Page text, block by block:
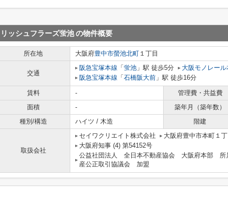
リッシュフラーズ蛍池の物件概要
所在地 大阪府豊中市螢池北町 １丁目
交通
阪急宝塚本線 「 蛍池 」駅 徒歩5分 大阪モノレール
阪急宝塚本線 「 石橋阪大前 」駅 徒歩16分
賃料 - 管理費・共益費
面積
- 築年月（築年数）
種別/構造
ハイツ / 木造 階建
取扱会社
セイワクリエイト株式会社 大阪府豊中市本町１
大阪府知事 (4) 第54152号
公益社団法人 全日本不動産協会 大阪府本部 所
産公正取引協議会 加盟